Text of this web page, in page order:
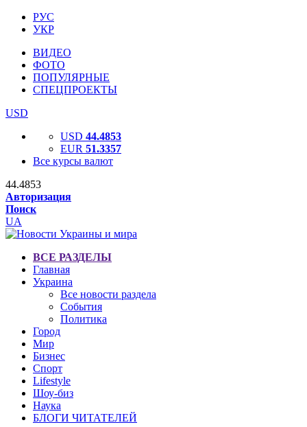
РУС
УКР
ВИДЕО
ФОТО
ПОПУЛЯРНЫЕ
СПЕЦПРОЕКТЫ
USD
USD 44.4853
EUR 51.3357
Все курсы валют
44.4853
Авторизация
Поиск
UA
ВСЕ РАЗДЕЛЫ
Главная
Украина
Все новости раздела
События
Политика
Город
Мир
Бизнес
Спорт
Lifestyle
Шоу-биз
Наука
БЛОГИ ЧИТАТЕЛЕЙ